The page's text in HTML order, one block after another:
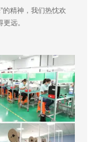
的精神，我们热忱欢
远。